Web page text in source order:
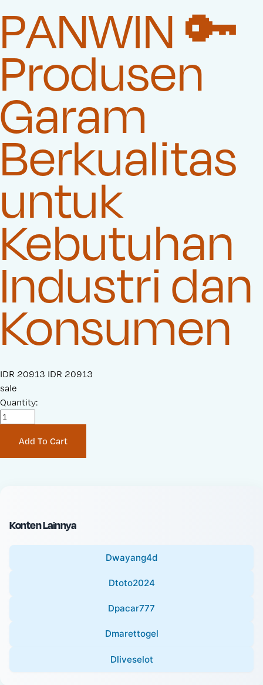
PANWIN 🔑
Produsen
Garam
Berkualitas
untuk
Kebutuhan
Industri dan
Konsumen
S
a
l
e
i
IDR 20913 O
n
a
c
e
IDR 20913
sale
Quantity:
Add To Cart
Konten Lainnya
Dwayang4d
Dtoto2024
Dpacar777
Dmarettogel
Dliveselot